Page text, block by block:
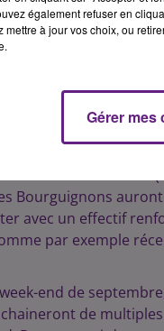
ce lundi matin
Stade Dijonnais se
à la nouvelle
nouvelle division
Bourguignons
avec un effectif
par exemple
end de
de
également refuser en
mettre à jour vos choix, ou
Gérer mes